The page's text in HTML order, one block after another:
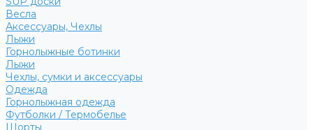
Весла
Аксессуары, Чехлы
Лыжи
Горнолыжные ботинки
Лыжи
Чехлы, сумки и аксессуары
Одежда
Горнолыжная одежда
Футболки / Термобелье
Шорты